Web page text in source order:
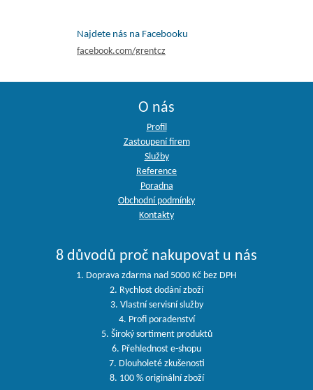
Najdete nás na Facebooku
facebook.com/grentcz
O nás
Profil
Zastoupení firem
Služby
Reference
Poradna
Obchodní podmínky
Kontakty
8 důvodů proč nakupovat u nás
1. Doprava zdarma nad 5000 Kč bez DPH
2. Rychlost dodání zboží
3. Vlastní servisní služby
4. Profi poradenství
5. Široký sortiment produktů
6. Přehlednost e-shopu
7. Dlouholeté zkušenosti
8. 100 % originální zboží